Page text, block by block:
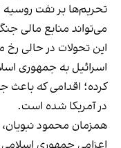
تحریم‌ها بر نفت روسیه
می‌تواند منابع مالی
این تحولات در حالی
اسرائیل به جمهوری
کرده؛ اقدامی که
در آمریکا شده است.
همزمان ‌محمود